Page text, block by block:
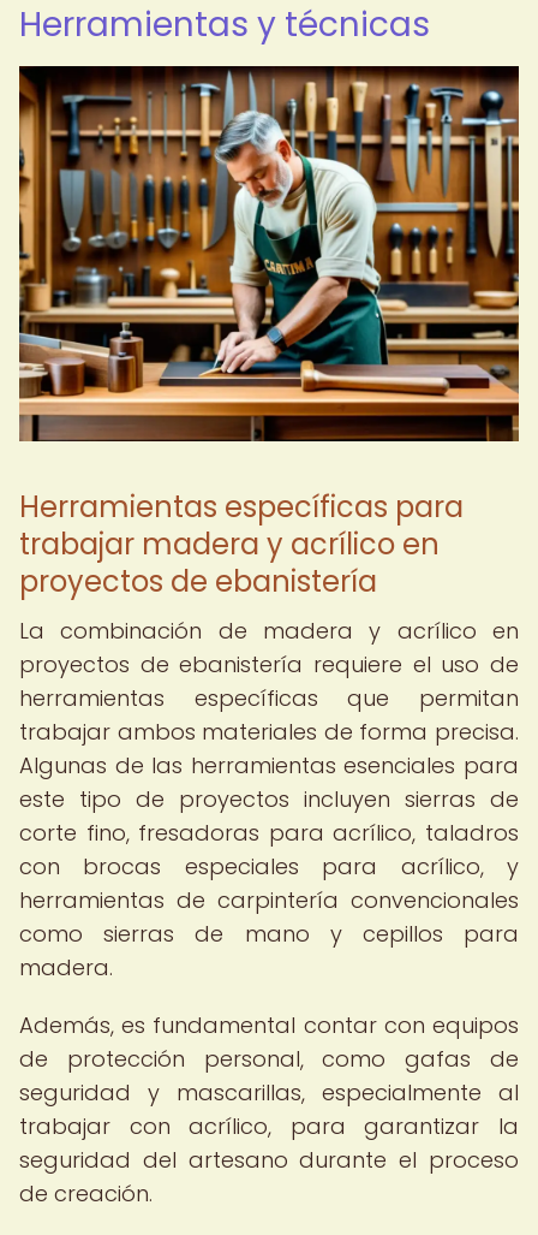
Herramientas y técnicas
Herramientas específicas para
trabajar madera y acrílico en
proyectos de ebanistería
La combinación de madera y acrílico en
proyectos de ebanistería requiere el uso de
herramientas específicas que permitan
trabajar ambos materiales de forma precisa.
Algunas de las herramientas esenciales para
este tipo de proyectos incluyen sierras de
corte fino, fresadoras para acrílico, taladros
con brocas especiales para acrílico, y
herramientas de carpintería convencionales
como sierras de mano y cepillos para
madera.
Además, es fundamental contar con equipos
de protección personal, como gafas de
seguridad y mascarillas, especialmente al
trabajar con acrílico, para garantizar la
seguridad del artesano durante el proceso
de creación.